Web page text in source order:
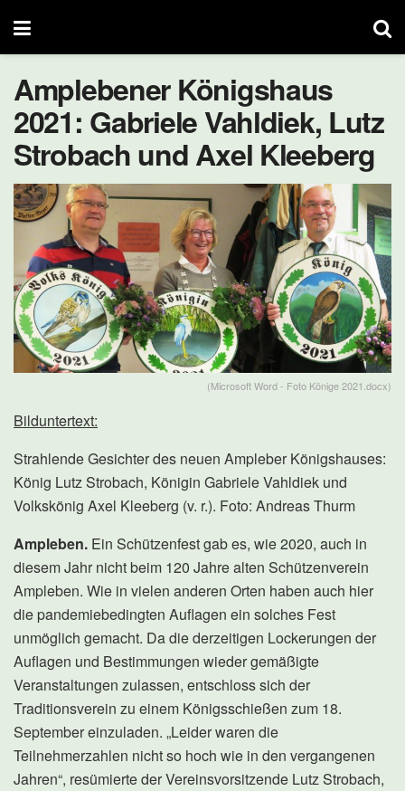
Amplebener Königshaus
2021: Gabriele Vahldiek, Lutz
Strobach und Axel Kleeberg
(Microsoft Word - Foto Könige 2021.docx)
Bilduntertext:
Strahlende Gesichter des neuen Ampleber Königshauses:
König Lutz Strobach, Königin Gabriele Vahldiek und
Volkskönig Axel Kleeberg (v. r.). Foto: Andreas Thurm
Ampleben. Ein Schützenfest gab es, wie 2020, auch in
diesem Jahr nicht beim 120 Jahre alten Schützenverein
Ampleben. Wie in vielen anderen Orten haben auch hier
die pandemiebedingten Auflagen ein solches Fest
unmöglich gemacht. Da die derzeitigen Lockerungen der
Auflagen und Bestimmungen wieder gemäßigte
Veranstaltungen zulassen, entschloss sich der
Traditionsverein zu einem Königsschießen zum 18.
September einzuladen. „Leider waren die
Teilnehmerzahlen nicht so hoch wie in den vergangenen
Jahren“, resümierte der Vereinsvorsitzende Lutz Strobach,